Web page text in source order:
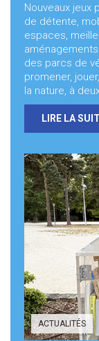
Nouveaux jeux
de détente,
espaces,
des parcs de
promener,
la nature, à
LIRE LA
ACTUALITÉS